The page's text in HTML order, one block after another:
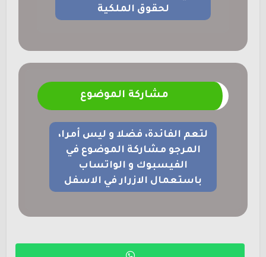
لحقوق الملكية
مشاركة الموضوع
لتعم الفائدة، فضلا و ليس أمرا،
المرجو مشاركة الموضوع في
الفيسبوك و الواتساب
باستعمال الازرار في الاسفل